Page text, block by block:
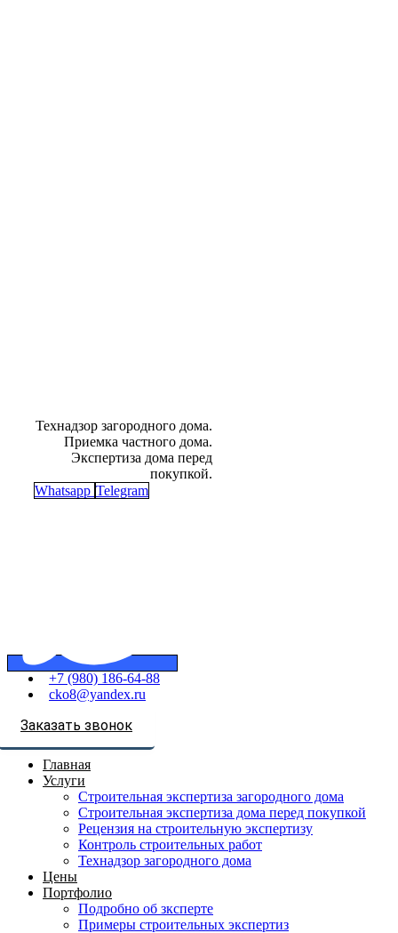
Технадзор загородного дома.
Приемка частного дома.
Экспертиза дома перед
покупкой.
Whatsapp Telegram
+7 (980) 186-64-88
cko8@yandex.ru
Заказать звонок
Главная
Услуги
Строительная экспертиза загородного дома
Строительная экспертиза дома перед покупкой
Рецензия на строительную экспертизу
Контроль строительных работ
Технадзор загородного дома
Цены
Портфолио
Подробно об зксперте
Примеры строительных экспертиз